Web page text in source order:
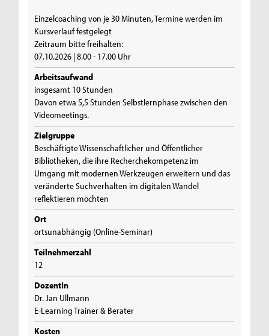
Einzelcoaching von je 30 Minuten, Termine werden im
Kursverlauf festgelegt
Zeitraum bitte freihalten:
07.10.2026 | 8.00 - 17.00 Uhr
Arbeitsaufwand
insgesamt 10 Stunden
Davon etwa 5,5 Stunden Selbstlernphase zwischen den
Videomeetings.
Zielgruppe
Beschäftigte Wissenschaftlicher und Öffentlicher
Bibliotheken, die ihre Recherchekompetenz im
Umgang mit modernen Werkzeugen erweitern und das
veränderte Suchverhalten im digitalen Wandel
reflektieren möchten
Ort
ortsunabhängig (Online-Seminar)
Teilnehmerzahl
12
DozentIn
Dr. Jan Ullmann
E-Learning Trainer & Berater
Kosten